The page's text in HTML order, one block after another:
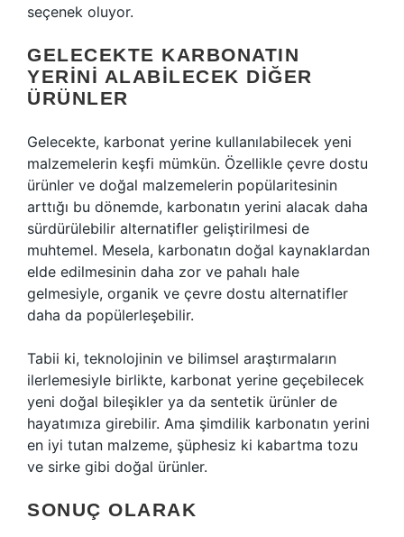
seçenek oluyor.
GELECEKTE KARBONATIN
YERINI ALABILECEK DIĞER
ÜRÜNLER
Gelecekte, karbonat yerine kullanılabilecek yeni
malzemelerin keşfi mümkün. Özellikle çevre dostu
ürünler ve doğal malzemelerin popülaritesinin
arttığı bu dönemde, karbonatın yerini alacak daha
sürdürülebilir alternatifler geliştirilmesi de
muhtemel. Mesela, karbonatın doğal kaynaklardan
elde edilmesinin daha zor ve pahalı hale
gelmesiyle, organik ve çevre dostu alternatifler
daha da popülerleşebilir.
Tabii ki, teknolojinin ve bilimsel araştırmaların
ilerlemesiyle birlikte, karbonat yerine geçebilecek
yeni doğal bileşikler ya da sentetik ürünler de
hayatımıza girebilir. Ama şimdilik karbonatın yerini
en iyi tutan malzeme, şüphesiz ki kabartma tozu
ve sirke gibi doğal ürünler.
SONUÇ OLARAK